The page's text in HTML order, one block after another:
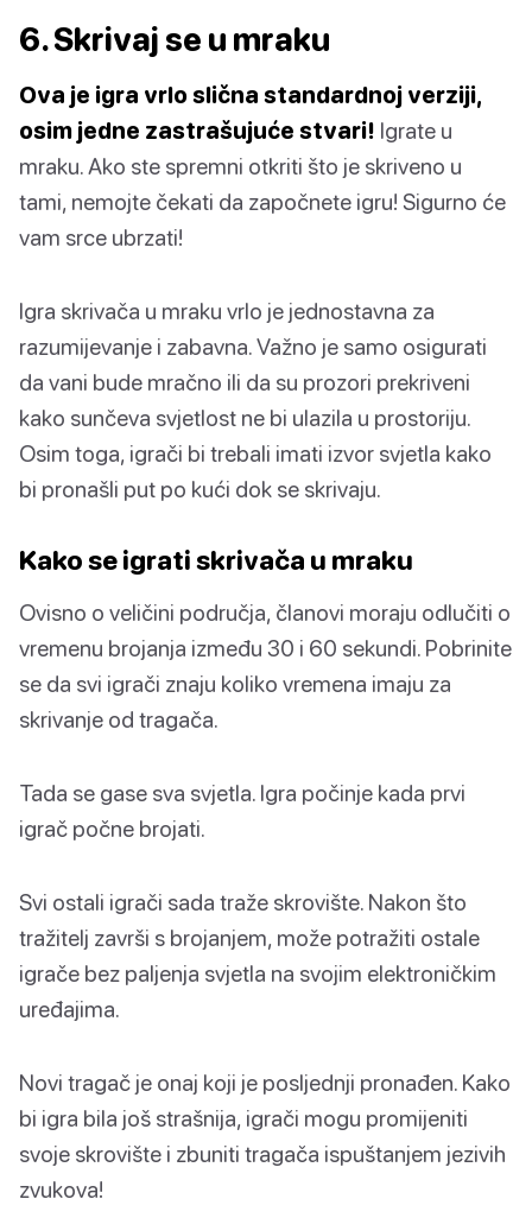
6. Skrivaj se u mraku
Ova je igra vrlo slična standardnoj verziji,
osim jedne zastrašujuće stvari! Igrate u
mraku. Ako ste spremni otkriti što je skriveno u
tami, nemojte čekati da započnete igru! Sigurno će
vam srce ubrzati!
Igra skrivača u mraku vrlo je jednostavna za
razumijevanje i zabavna. Važno je samo osigurati
da vani bude mračno ili da su prozori prekriveni
kako sunčeva svjetlost ne bi ulazila u prostoriju.
Osim toga, igrači bi trebali imati izvor svjetla kako
bi pronašli put po kući dok se skrivaju.
Kako se igrati skrivača u mraku
Ovisno o veličini područja, članovi moraju odlučiti o
vremenu brojanja između 30 i 60 sekundi. Pobrinite
se da svi igrači znaju koliko vremena imaju za
skrivanje od tragača.
Tada se gase sva svjetla. Igra počinje kada prvi
igrač počne brojati.
Svi ostali igrači sada traže skrovište. Nakon što
tražitelj završi s brojanjem, može potražiti ostale
igrače bez paljenja svjetla na svojim elektroničkim
uređajima.
Novi tragač je onaj koji je posljednji pronađen. Kako
bi igra bila još strašnija, igrači mogu promijeniti
svoje skrovište i zbuniti tragača ispuštanjem jezivih
zvukova!